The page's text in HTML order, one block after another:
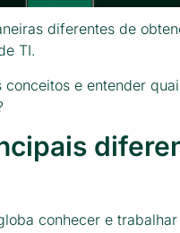
diferentes de
TI.
e entender
conhecer e